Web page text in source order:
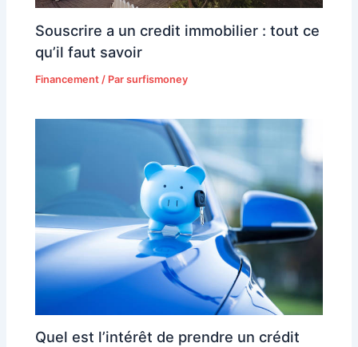
Souscrire a un credit immobilier : tout ce
qu’il faut savoir
Financement / Parsurfismoney
Quel est l’intérêt de prendre un crédit